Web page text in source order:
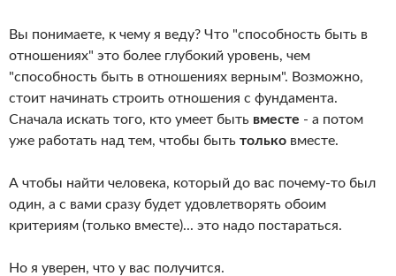
Вы понимаете, к чему я веду? Что "способность быть в
отношениях" это более глубокий уровень, чем
"способность быть в отношениях верным". Возможно,
стоит начинать строить отношения с фундамента.
Сначала искать того, кто умеет быть вместе - а потом
уже работать над тем, чтобы быть только вместе.
А чтобы найти человека, который до вас почему-то был
один, а с вами сразу будет удовлетворять обоим
критериям (только вместе)... это надо постараться.
Но я уверен, что у вас получится.